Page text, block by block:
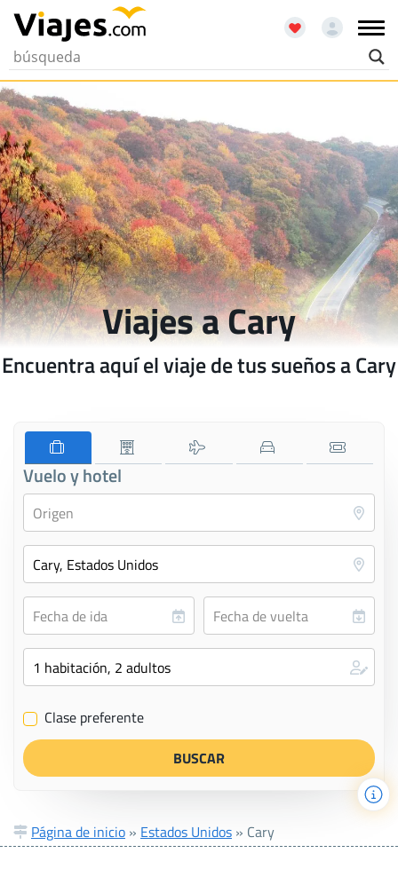
Viajes a Cary
Encuentra aquí el viaje de tus sueños a Cary
Vuelo y hotel
✔ Clase preferente
Página de inicio » Estados Unidos » Cary